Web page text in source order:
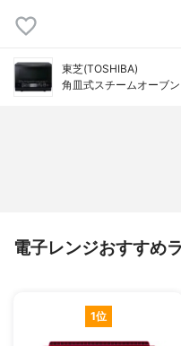
東芝(TOSHIBA)
角皿式スチームオーブ
電子レンジおすすめ
1位